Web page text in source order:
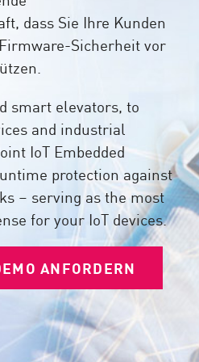
dass Sie Ihre Kunden
Sicherheit vor
smart elevators, to
and industrial
IoT Embedded
protection against
– serving as the most
for your IoT devices.
ANFORDERN